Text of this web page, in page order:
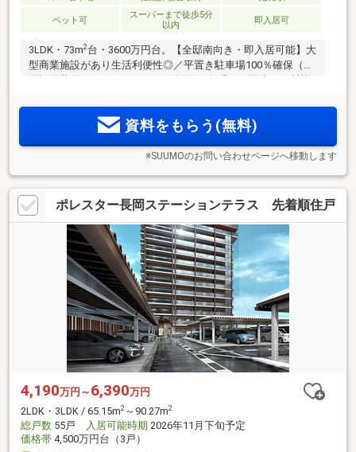
ペット可
スーパーまで徒歩5分
以内
即入居可
3LDK・73m2台・3600万円台。【全邸南向き・即入居可能】大
型商業施設があり生活利便性◎／平置き駐車場100％確保（消
資料をもらう(無料)
※SUUMOのお問い合わせページへ移動します
ポレスター長岡ステーションテラス 先着順住戸
4,190万円～ 6,390万円
2LDK・3LDK / 65.15m2 ～90.27m2
総戸数 55戸 入居可能時期 2026年11月下旬予定
価格帯 4,500万円台（3戸）